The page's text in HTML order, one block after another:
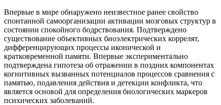
Впервые в мире обнаружено неизвестное ранее свойство
спонтанной самоорганизации активации мозговых структур в
состоянии спокойного бодрствования. Подтверждено
существование объективных биоэлектрических коррелят,
дифференцирующих процессы иконической и
кратковременной памяти. Впервые экспериментально
подтверждена гипотеза об отражении в поздних компонентах
когнитивных вызванных потенциалов процессов сравнения с
памятью, подавления действия и детекции конфликта, что
является основой для определения биологических маркеров
психических заболеваний.